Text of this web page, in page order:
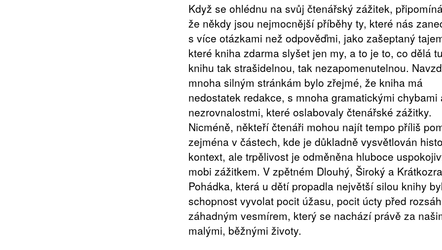
Když se ohlédnu na svůj čtenářský zážitek,
že někdy jsou nejmocnější příběhy ty, které nás
s více otázkami než odpověďmi, jako zašeptaný
které kniha zdarma slyšet jen my, a to je to, co dělá
knihu tak strašidelnou, tak nezapomenutelnou.
mnoha silným stránkám bylo zřejmé, že kniha má
nedostatek redakce, s mnoha gramatickými chybami
nezrovnalostmi, které oslabovaly čtenářské zážitky.
Nicméně, někteří čtenáři mohou najít tempo příliš
zejména v částech, kde je důkladně vysvětlován
kontext, ale trpělivost je odměněna hluboce
mobi zážitkem. V zpětném Dlouhý, Široký a
Pohádka, která u dětí propadla největší silou knihy
schopnost vyvolat pocit úžasu, pocit úcty před
záhadným vesmírem, který se nachází právě za
malými, běžnými životy.